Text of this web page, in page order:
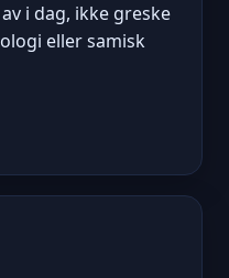
i dag, ikke greske
eller samisk